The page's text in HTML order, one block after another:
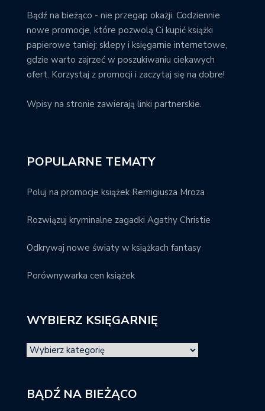
Bądź na bieżąco - nie przegap okazji. Codziennie
nowe promocje, które pozwolą Ci kupić książki
papierowe taniej; sklepy i księgarnie internetowe,
gdzie warto zajrzeć w poszukiwaniu ciekawych
ofert. Korzystaj z promocji i zaczytaj się na dobre!
Wpisy na stronie zawierają linki partnerskie.
POPULARNE TEMATY
Poluj na promocje książek Remigiusza Mroza
Rozwiązuj kryminalne zagadki Agathy Christie
Odkrywaj nowe światy w książkach fantasy
Porównywarka cen książek
WYBIERZ KSIĘGARNIĘ
BĄDŹ NA BIEŻĄCO